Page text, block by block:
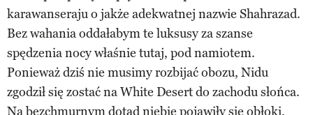
karawanseraju o jakże adekwatnej nazwie Shahrazad.
Bez wahania oddałabym te luksusy za szanse
spędzenia nocy właśnie tutaj, pod namiotem.
Ponieważ dziś nie musimy rozbijać obozu, Nidu
zgodził się zostać na White Desert do zachodu słońca.
Na bezchmurnym dotąd niebie pojawiły się obłoki,